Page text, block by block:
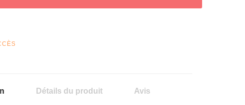
Détails du produit Avis